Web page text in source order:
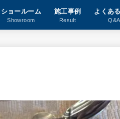
ショールーム
Showroom
施工事例
Result
よくあ
Q&A